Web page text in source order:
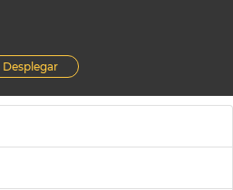
Desplegar